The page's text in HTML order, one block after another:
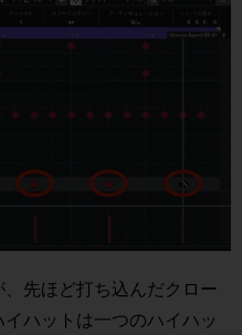
先ほど打ち込んだクロー
ハットは一つのハイハッ